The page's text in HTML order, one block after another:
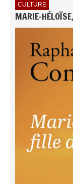
CULTURE
MARIE-